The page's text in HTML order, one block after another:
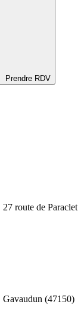
Prendre RDV
27 route de Paraclet
Gavaudun (47150)